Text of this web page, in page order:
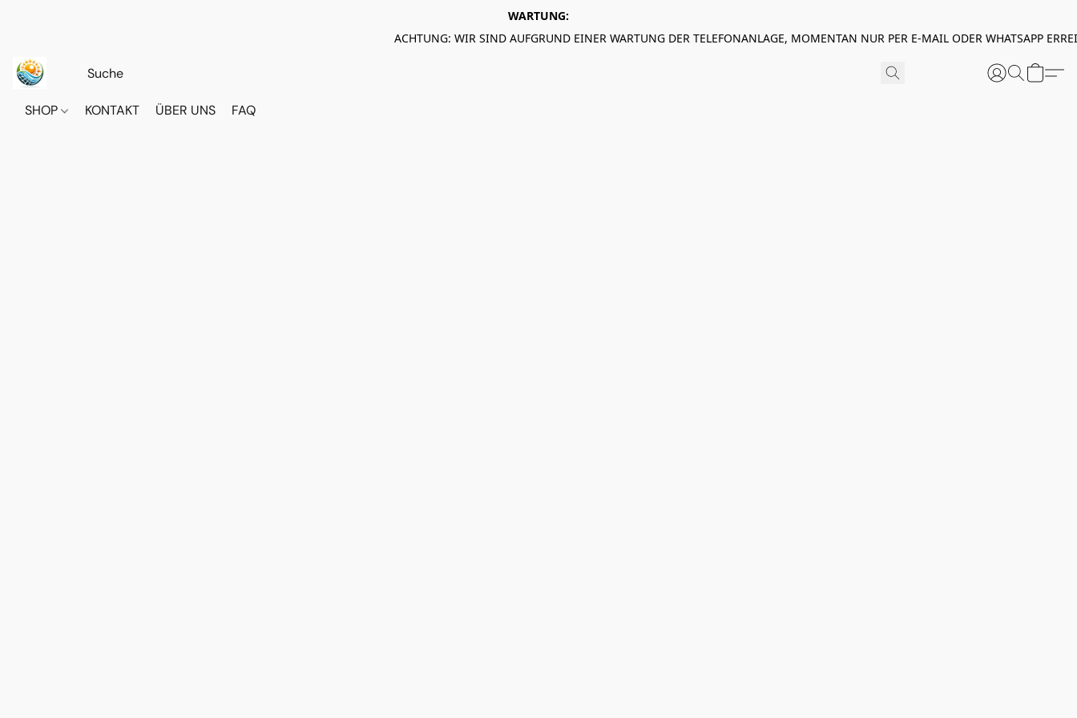
WARTUNG:
ACHTUNG: WIR SIND AUFGRUND EINER WARTUNG DER TELEFONANLAGE, MOMENTAN NUR PER E-MAIL ODER WHATSAPP
SHOP KONTAKT ÜBER UNS FAQ